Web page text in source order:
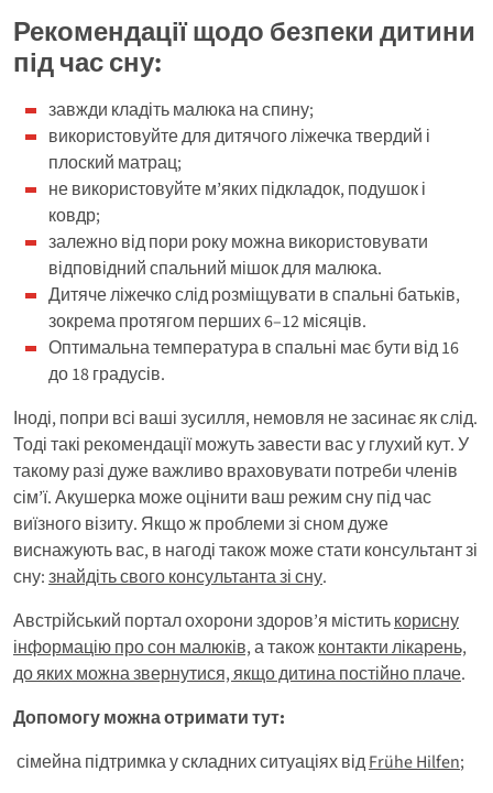
Рекомендації щодо безпеки дитини
під час сну:
завжди кладіть малюка на спину;
використовуйте для дитячого ліжечка твердий і
плоский матрац;
не використовуйте м’яких підкладок, подушок і
ковдр;
залежно від пори року можна використовувати
відповідний спальний мішок для малюка.
Дитяче ліжечко слід розміщувати в спальні батьків,
зокрема протягом перших 6–12 місяців.
Оптимальна температура в спальні має бути від 16
до 18 градусів.
Іноді, попри всі ваші зусилля, немовля не засинає як слід.
Тоді такі рекомендації можуть завести вас у глухий кут. У
такому разі дуже важливо враховувати потреби членів
сім’ї. Акушерка може оцінити ваш режим сну під час
виїзного візиту. Якщо ж проблеми зі сном дуже
виснажують вас, в нагоді також може стати консультант зі
сну:знайдіть свого консультанта зі сну.
Австрійський портал охорони здоров’я міститькорисну
інформацію про сон малюків,а такожконтакти лікарень,
до яких можна звернутися, якщо дитина постійно плаче.
Допомогу можна отримати тут:
сімейна підтримка у складних ситуаціях відFrühe Hilfen;